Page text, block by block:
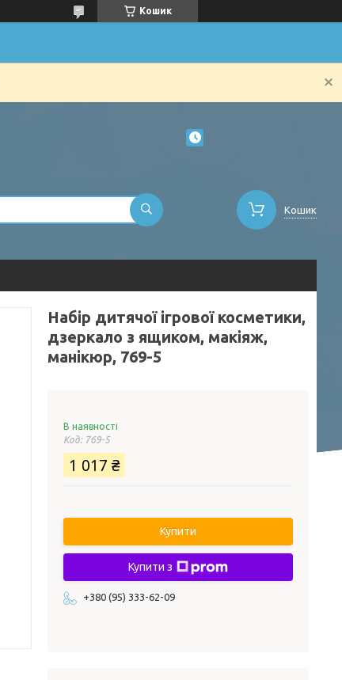
Кошик
Кошик
Набір дитячої ігрової косметики,
дзеркало з ящиком, макіяж,
манікюр, 769-5
В наявності
Код: 769-5
1 017 ₴
Купити
Купити з
+380 (95) 333-62-09